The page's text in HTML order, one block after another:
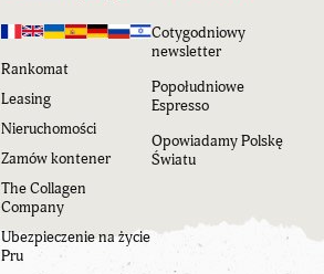
Rankomat
Leasing
Nieruchomości
Zamów kontener
The Collagen
Company
Ubezpieczenie na życie
Pru
Cotygodniowy
newsletter
Popołudniowe
Espresso
Opowiadamy Polskę
Światu